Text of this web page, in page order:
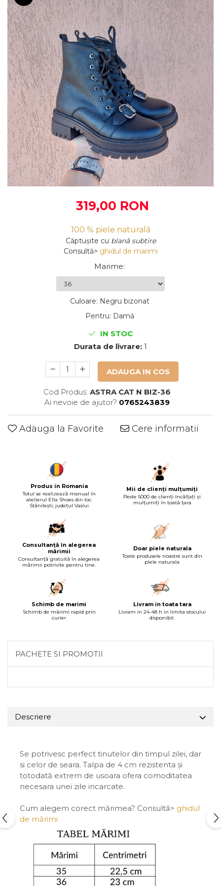
319,00 RON
100 % piele naturală
Căptușite cu blană subtire
Consultă> ghidul de marimi
Marime:
Culoare: Negru bizonat
Pentru: Damă
IN STOC
Durata de livrare: 1
ADAUGA IN COS
Cod Produs: ASTRA CAT N BIZ-36
Ai nevoie de ajutor? 0765243839
Adauga la Favorite Cere informatii
Produs in Romania
Totul se realizează manual în
atelierul Ella Shoes din loc.
Stănilești, județul Vaslui
Mii de clienți mulțumiți
Peste 5000 de clienți încălțați și
mulțumiți în toată țara
Consultanță în alegerea
mărimii
Consultanță gratuită în alegerea
mărimii potrivite pentru tine.
Doar piele naturala
Toate produsele noastre sunt din
piele naturala
Schimb de marimi
Schimb de mărimi rapid prin
curier
Livram in toata tara
Livram in 24-48 h in limita stocului
disponibil.
PACHETE SI PROMOTII
Descriere
Se potrivesc perfect tinutelor din timpul zilei, dar
si celor de seara. Talpa de 4 cm rezistenta și
totodată extrem de usoara ofera comoditatea
necesara unei zile incarcate.
Cum alegem corect mărimea? Consultă> ghidul
de mărimi